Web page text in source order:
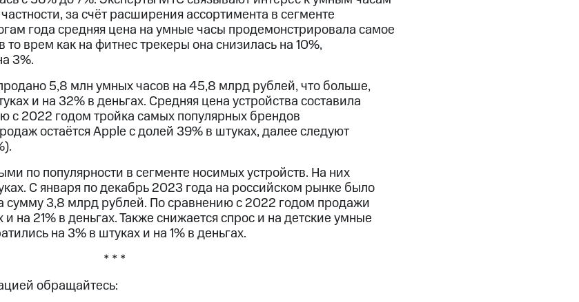
за счёт расширения ассортимента в сегменте
года средняя цена на умные часы продемонстрировала самое
врем как на фитнес трекеры она снизилась на 10%,
3%.
5,8 млн умных часов на 45,8 млрд рублей, что больше,
и на 32% в деньгах. Средняя цена устройства составила
с 2022 годом тройка самых популярных брендов
остаётся Apple с долей 39% в штуках, далее следуют
по популярности в сегменте носимых устройств. На них
С января по декабрь 2023 года на российском рынке было
сумму 3,8 млрд рублей. По сравнению с 2022 годом продажи
и на 21% в деньгах. Также снижается спрос и на детские умные
на 3% в штуках и на 1% в деньгах.
* * *
обращайтесь: